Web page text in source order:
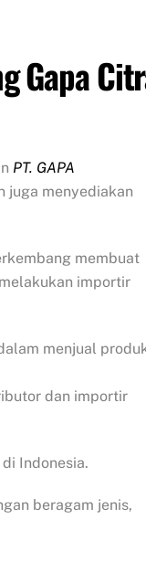
Gapa
PT. GAPA
juga menyediakan
membuat
importir
menjual
dan importir
Indonesia.
beragam jenis,